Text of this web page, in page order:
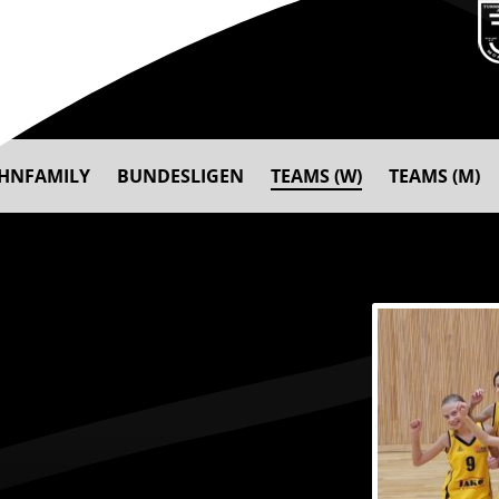
BUNDESLIGEN TEAMS (W) TEAMS (M)